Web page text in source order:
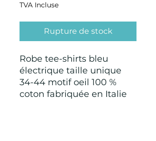
TVA Incluse
Rupture de stock
Robe tee-shirts bleu
électrique taille unique
34-44 motif oeil 100 %
coton fabriquée en Italie